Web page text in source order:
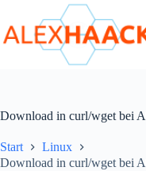
springen
Download in curl/wget bei
Start
Linux
Download in curl/wget bei